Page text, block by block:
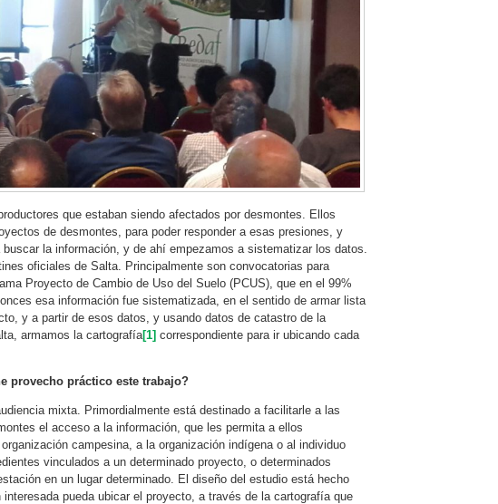
que estaban siendo afectados por desmontes. Ellos
de desmontes, para poder responder a esas presiones, y
la información, y de ahí empezamos a sistematizar los datos.
oficiales de Salta. Principalmente son convocatorias para
Proyecto de Cambio de Uso del Suelo (PCUS), que en el 99%
esa información fue sistematizada, en el sentido de armar lista
y a partir de esos datos, y usando datos de catastro de la
armamos la cartografía[1] correspondiente para ir ubicando cada
provecho práctico este trabajo?
mixta. Primordialmente está destinado a facilitarle a las
el acceso a la información, que les permita a ellos
campesina, a la organización indígena o al individuo
vinculados a un determinado proyecto, o determinados
en un lugar determinado. El diseño del estudio está hecho
pueda ubicar el proyecto, a través de la cartografía que